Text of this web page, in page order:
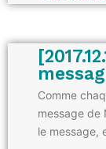
Comme
message de
le message,